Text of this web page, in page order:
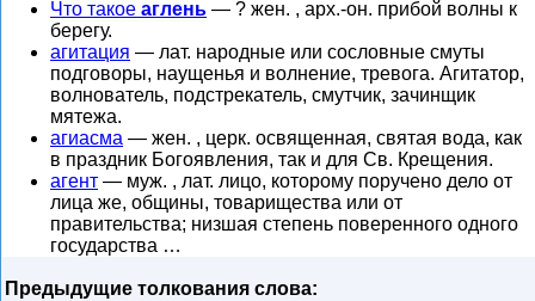
Что такое аглень — ? жен. , арх.-он. прибой волны к
берегу.
агитация — лат. народные или сословные смуты
подговоры, наущенья и волнение, тревога. Агитатор,
волнователь, подстрекатель, смутчик, зачинщик
мятежа.
агиасма — жен. , церк. освященная, святая вода, как
в праздник Богоявления, так и для Св. Крещения.
агент — муж. , лат. лицо, которому поручено дело от
лица же, общины, товарищества или от
правительства; низшая степень поверенного одного
государства …
Предыдущие толкования слова: